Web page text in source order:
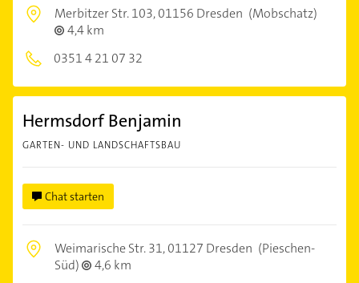
Merbitzer Str. 103,01156 Dresden (Mobschatz)
4,4 km
0351 4 21 07 32
Hermsdorf Benjamin
GARTEN- UND LANDSCHAFTSBAU
Chat starten
Weimarische Str. 31,01127 Dresden (Pieschen-
Süd)
4,6 km